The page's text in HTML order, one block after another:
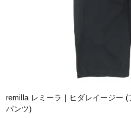
remilla レミーラ｜ヒダレイージー
パンツ)